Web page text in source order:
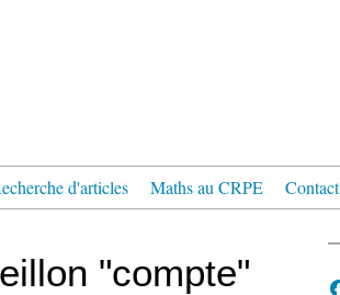
d'articles Maths au CRPE Contact
"compte"